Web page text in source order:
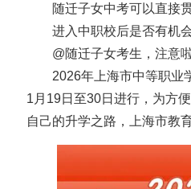
随迁子女中考可以直接
进入中职校后是否有机
@随迁子女考生，注
2026年上海市中等职业
1月19日至30日进行，为方
自己的升学之路，上海市教